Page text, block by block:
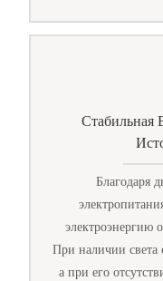
Благодаря
электроэнергию
При наличии света
а при его